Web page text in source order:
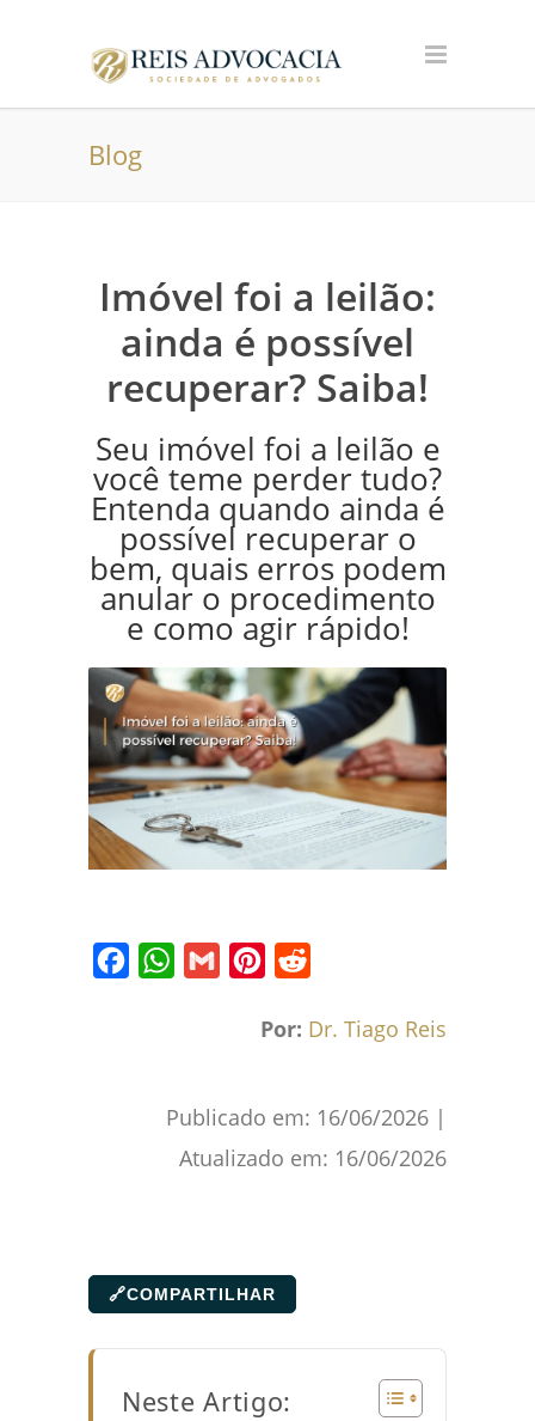
Blog
Imóvel foi a leilão:
ainda é possível
recuperar? Saiba!
Seu imóvel foi a leilão e
você teme perder tudo?
Entenda quando ainda é
possível recuperar o
bem, quais erros podem
anular o procedimento
e como agir rápido!
FacebookWhatsApp
Gmail Pinterest
Por: Dr. Tiago Reis
Publicado em: 16/06/2026 |
Atualizado em: 16/06/2026
🔗COMPARTILHAR
Neste Artigo: